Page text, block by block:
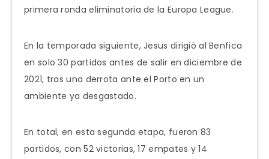
primera ronda eliminatoria de la Europa League.
En la temporada siguiente, Jesus dirigió al Benfica
en solo 30 partidos antes de salir en diciembre de
2021, tras una derrota ante el Porto en un
ambiente ya desgastado.
En total, en esta segunda etapa, fueron 83
partidos, con 52 victorias, 17 empates y 14